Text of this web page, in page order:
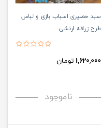
سبد حصیری اسباب بازی و لباس
طرح زرافه ارتشی
1,620,000 تومان
ناموجود